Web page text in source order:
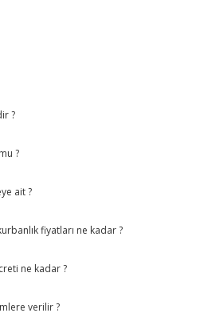
?
?
ait ?
fiyatları ne kadar ?
ne kadar ?
verilir ?